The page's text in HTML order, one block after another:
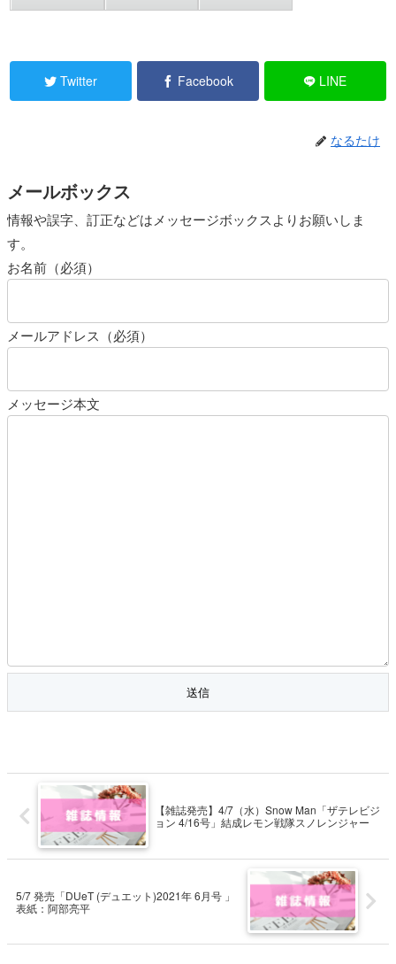
Twitter Facebook LINE
なるたけ
メールボックス
情報や誤字、訂正などはメッセージボックスよりお願いしま
す。
お名前（必須）
メールアドレス（必須）
メッセージ本文
【雑誌発売】4/7（水）Snow Man「ザテレビジ
ョン 4/16号」結成レモン戦隊スノレンジャー
5/7 発売「DUeT (デュエット)2021年 6月号 」
表紙：阿部亮平